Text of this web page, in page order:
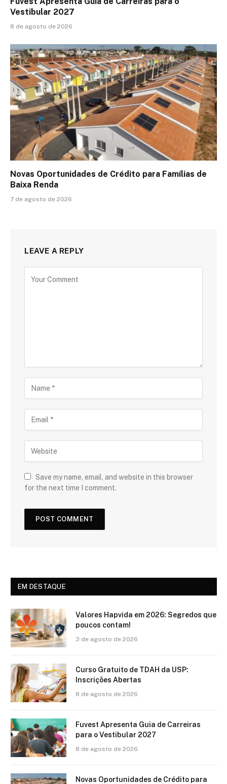
Vestibular 2027
8 de agosto de 2026
Novas Oportunidades de Crédito para Famílias de
Baixa Renda
7 de agosto de 2026
LEAVE A REPLY
Save my name, email, and website in this browser
for the next time I comment.
EM DESTAQUE
Valores Hapvida em 2026: Segredos que
poucos contam!
3 de agosto de 2026
Curso Gratuito de TDAH da USP:
Inscrições Abertas
8 de agosto de 2026
Fuvest Apresenta Guia de Carreiras
para o Vestibular 2027
8 de agosto de 2026
Novas Oportunidades de Crédito para